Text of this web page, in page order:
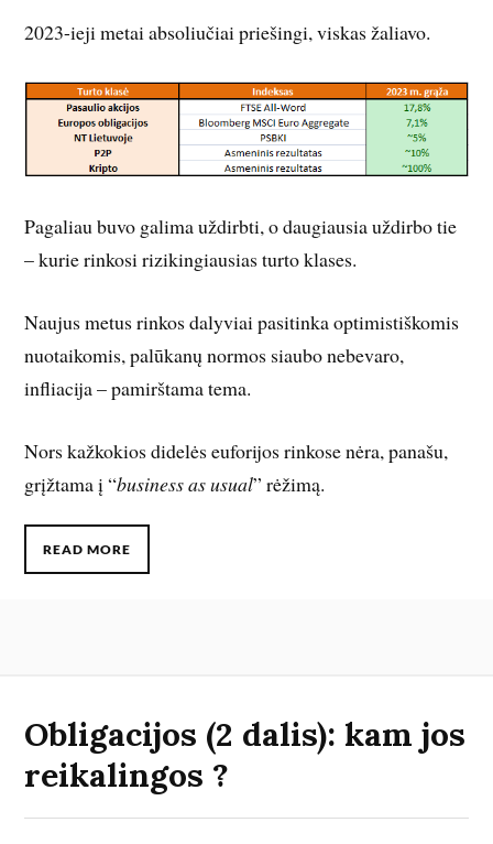
2023-ieji metai absoliučiai priešingi, viskas žaliavo.
Pagaliau buvo galima uždirbti, o daugiausia uždirbo tie
– kurie rinkosi rizikingiausias turto klases.
Naujus metus rinkos dalyviai pasitinka optimistiškomis
nuotaikomis, palūkanų normos siaubo nebevaro,
infliacija – pamirštama tema.
Nors kažkokios didelės euforijos rinkose nėra, panašu,
grįžtama į “business as usual” rėžimą.
READ MORE
Obligacijos (2 dalis): kam jos
reikalingos ?